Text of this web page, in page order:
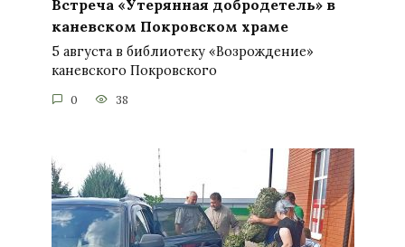
Встреча «Утерянная добродетель» в
каневском Покровском храме
5 августа в библиотеку «Возрождение»
каневского Покровского
0 38